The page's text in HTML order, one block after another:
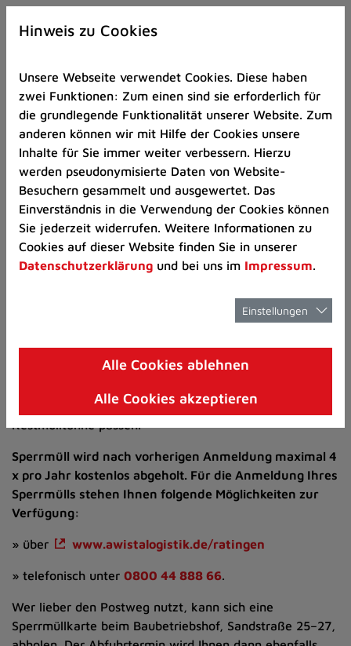
Zur
Startseite
Zum
Seitenanfang
springen
(Schnelltaste
A)
Zur
Navigation/Menü
springen
(Schnelltaste
M)
Zur
8)
Umwelt, Klima und Abfall
Sperrmüll
beantragen
Zum Sperrmüll gehören Wohneinrichtungsgegenstände,
eingebaut sind und aufgrund ihres Umfangs nicht in die
Restmülltonne passen.
Sperrmüll wird nach vorherigen Anmeldung maximal 4
x pro Jahr kostenlos abgeholt. Für die Anmeldung Ihres
Sperrmülls stehen Ihnen folgende Möglichkeiten zur
Verfügung:
» über www.awistalogistik.de/ratingen
» telefonisch unter 0800 44 888 66.
Wer lieber den Postweg nutzt, kann sich eine
Sperrmüllkarte beim Baubetriebshof, Sandstraße 25–27,
Hinweis zu Cookies
Unsere Webseite verwendet Cookies. Diese haben
zwei Funktionen: Zum einen sind sie erforderlich für
die grundlegende Funktionalität unserer Website. Zum
anderen können wir mit Hilfe der Cookies unsere
Inhalte für Sie immer weiter verbessern. Hierzu
werden pseudonymisierte Daten von Website-
Besuchern gesammelt und ausgewertet. Das
Einverständnis in die Verwendung der Cookies können
Sie jederzeit widerrufen. Weitere Informationen zu
Cookies auf dieser Website finden Sie in unserer
Datenschutzerklärung und bei uns im Impressum.
Einstellungen
Alle Cookies ablehnen
Alle Cookies akzeptieren